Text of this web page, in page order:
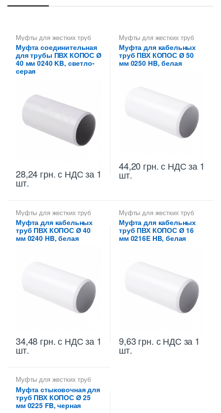
Муфты для жестких труб
ПВХ
Муфта соединительная
для трубы ПВХ КОПОС Ø
40 мм 0240 KB, светло-
серая
28,24 грн.с НДС за 1
шт.
Муфты для жестких труб
ПВХ
Муфта для кабельных
труб ПВХ КОПОС Ø 50
мм 0250 HB, белая
44,20 грн.с НДС за 1
шт.
Муфты для жестких труб
ПВХ
Муфта для кабельных
труб ПВХ КОПОС Ø 40
мм 0240 HB, белая
34,48 грн.с НДС за 1
шт.
Муфты для жестких труб
ПВХ
Муфта для кабельных
труб ПВХ КОПОС Ø 16
мм 0216E HB, белая
9,63грн. с НДС за 1
шт.
Муфты для жестких труб
ПВХ
Муфта стыковочная для
труб ПВХ КОПОС Ø 25
мм 0225 FB, черная